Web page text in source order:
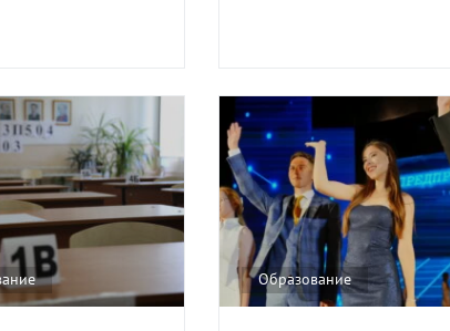
Образование